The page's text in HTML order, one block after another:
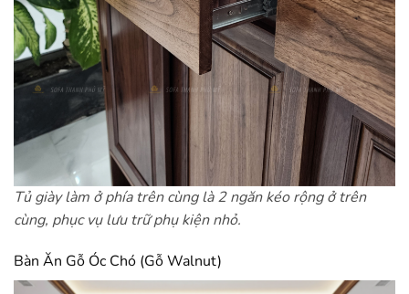
Tủ giày làm ở phía trên cùng là 2 ngăn kéo rộng ở trên
cùng, phục vụ lưu trữ phụ kiện nhỏ.
Bàn Ăn Gỗ Óc Chó (Gỗ Walnut)